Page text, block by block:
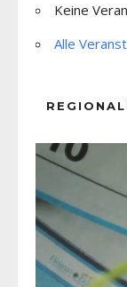
Keine
Alle